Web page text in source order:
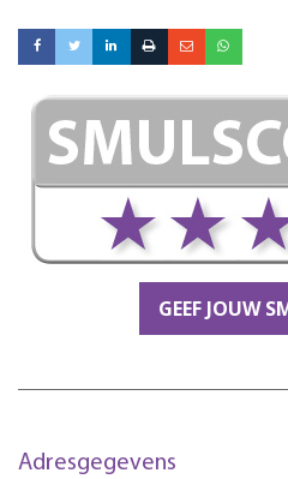
GEEF JOUW
Adresgegevens